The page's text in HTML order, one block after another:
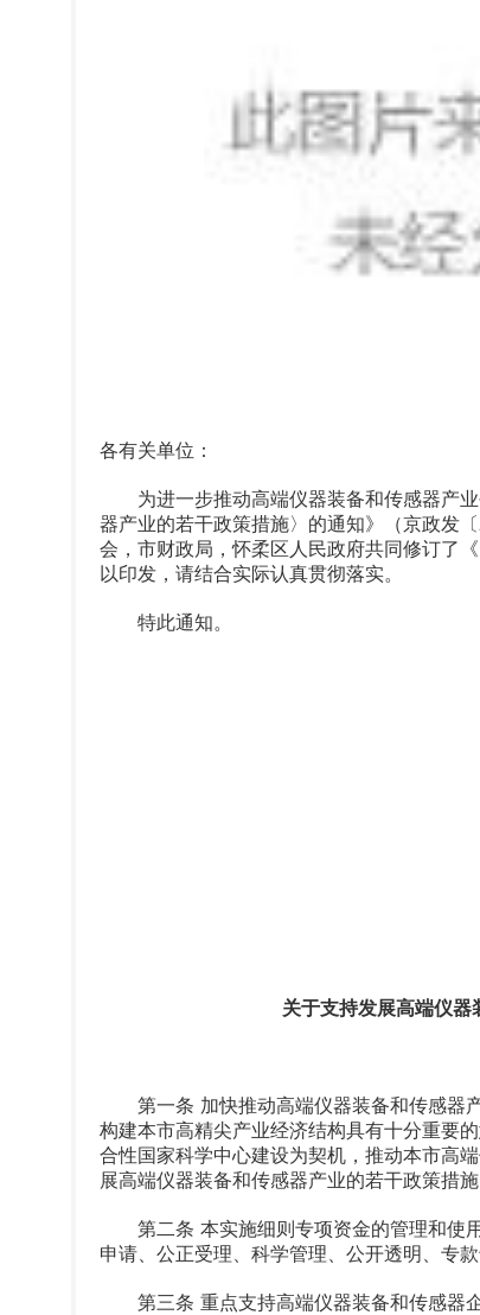
各有关单位：
为进一步推动高端仪器装备和传感器产业
器产业的若干政策措施〉的通知》（京政发
会，市财政局，怀柔区人民政府共同修订了
以印发，请结合实际认真贯彻落实。
特此通知。
关于支持发展高端仪器
第一条 加快推动高端仪器装备和传感器产
构建本市高精尖产业经济结构具有十分重要
合性国家科学中心建设为契机，推动本市高
展高端仪器装备和传感器产业的若干政策措
第二条 本实施细则专项资金的管理和使用
申请、公正受理、科学管理、公开透明、专
第三条 重点支持高端仪器装备和传感器企